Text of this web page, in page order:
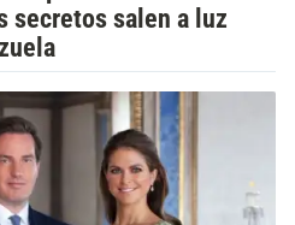
secretos salen a luz